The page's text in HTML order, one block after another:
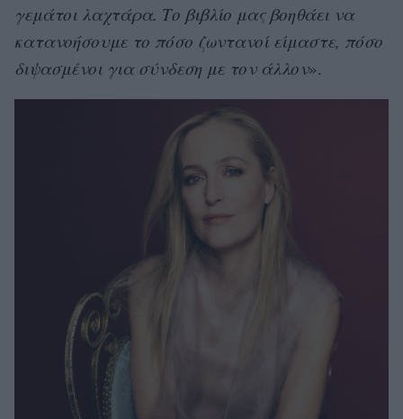
γεμάτοι λαχτάρα. Το βιβλίο μας βοηθάει να
κατανοήσουμε το πόσο ζωντανοί είμαστε, πόσο
διψασμένοι για σύνδεση με τον άλλον».